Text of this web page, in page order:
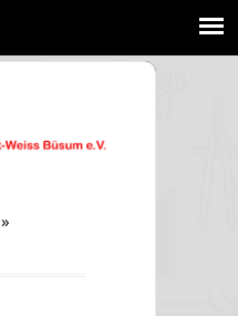
»